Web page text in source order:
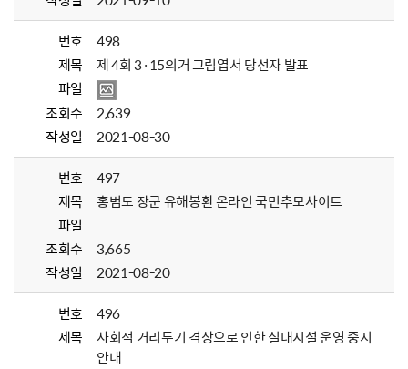
번호
498
제목
제 4회 3·15의거 그림엽서 당선자 발표
파일
조회수
2,639
작성일
2021-08-30
번호
497
제목
홍범도 장군 유해봉환 온라인 국민추모사이트
파일
조회수
3,665
작성일
2021-08-20
번호
496
제목
사회적 거리두기 격상으로 인한 실내시설 운영 중지
안내